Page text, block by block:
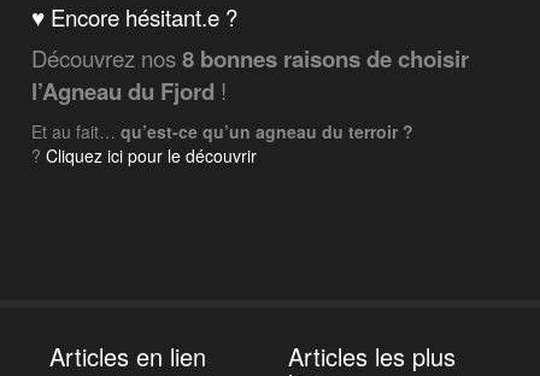
♥ Encore hésitant.e ?
Découvrez nos8 bonnes raisons de choisir
l’Agneau du Fjord !
Et au fait…qu’est-ce qu’un agneau du terroir ?
?Cliquez ici pour le découvrir
Articles en lien Articles les plus